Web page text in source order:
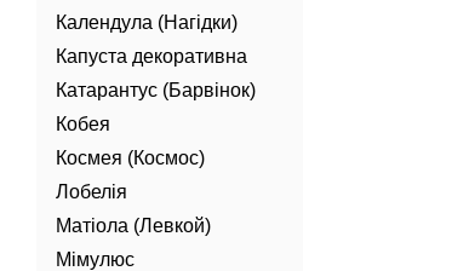
Календула (Нагідки)
Капуста декоративна
Катарантус (Барвінок)
Кобея
Космея (Космос)
Лобелія
Матіола (Левкой)
Мімулюс